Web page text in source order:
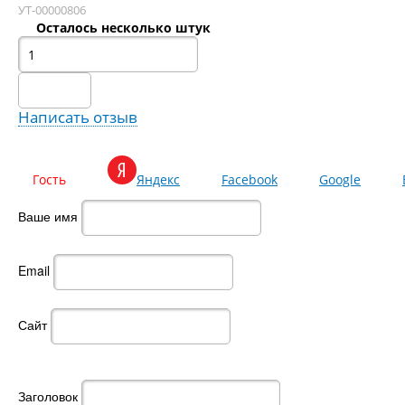
УТ-00000806
Осталось несколько штук
Написать отзыв
Гость Яндекс Facebook Google
Ваше имя
Email
Сайт
Заголовок